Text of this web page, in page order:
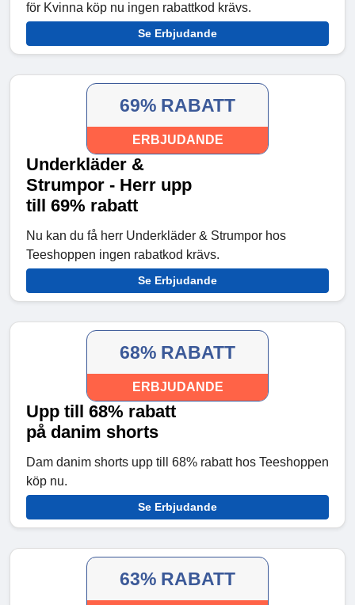
för Kvinna köp nu ingen rabattkod krävs.
Se Erbjudande
69% RABATT
ERBJUDANDE
Underkläder &
Strumpor - Herr upp
till 69% rabatt
Nu kan du få herr Underkläder & Strumpor hos
Teeshoppen ingen rabatkod krävs.
Se Erbjudande
68% RABATT
ERBJUDANDE
Upp till 68% rabatt
på danim shorts
Dam danim shorts upp till 68% rabatt hos Teeshoppen
köp nu.
Se Erbjudande
63% RABATT